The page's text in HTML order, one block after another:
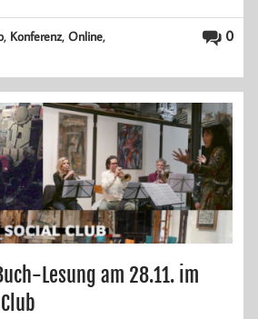
0
, Konferenz,Online,
Lesung am 28.11. im